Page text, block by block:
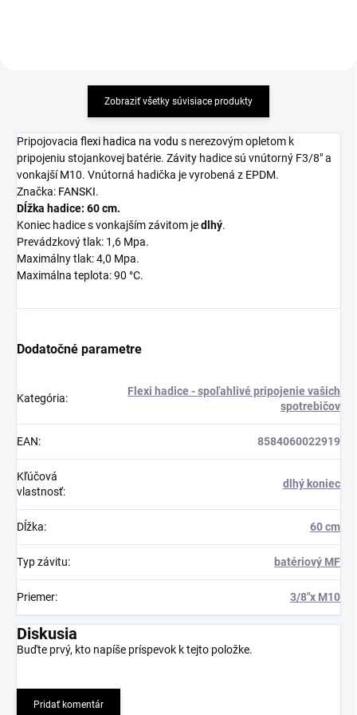
Zobraziť všetky súvisiace produkty
Pripojovacia flexi hadica na vodu s nerezovým opletom k
pripojeniu stojankovej batérie. Závity hadice sú vnútorný F3/8" a
vonkajší M10. Vnútorná hadička je vyrobená z EPDM.
Značka: FANSKI.
Dĺžka hadice: 60 cm.
Koniec hadice s vonkajším závitom jedlhý.
Prevádzkový tlak: 1,6 Mpa.
Maximálny tlak: 4,0 Mpa.
Maximálna teplota: 90 °C.
Dodatočné parametre
Kategória:
Flexi hadice - spoľahlivé pripojenie vašich
spotrebičov
EAN: 8584060022919
Kľúčová
vlastnosť:
dlhý koniec
Dĺžka: 60 cm
Typ závitu: batériový MF
Priemer: 3/8"x M10
Diskusia
Buďte prvý, kto napíše príspevok k tejto položke.
Pridať komentár